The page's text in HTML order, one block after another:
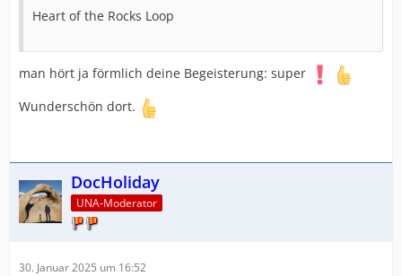
Heart of the Rocks Loop
man hört ja förmlich deine Begeisterung: super
Wunderschön dort.
DocHoliday
UNA-Moderator
30. Januar 2025 um 16:52